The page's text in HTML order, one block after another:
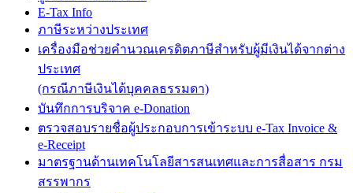
E-Tax Info
ภาษีระหว่างประเทศ
เครื่องมือช่วยคำนวณเครดิตภาษีสำหรับผู้มีเงินได้จากต่าง
ประเทศ
(กรณีภาษีเงินได้บุคคลธรรมดา)
บันทึกการบริจาค e-Donation
ตรวจสอบรายชื่อผู้ประกอบการเข้าระบบ e-Tax Invoice &
e-Receipt
มาตรฐานด้านเทคโนโลยีสารสนเทศและการสื่อสาร กรม
สรรพากร